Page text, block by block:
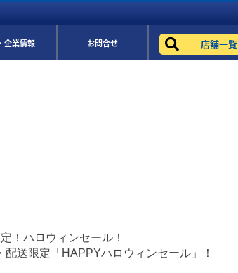
企業情報 お問合せ 店舗一覧
！ハロウィンセール！
配送限定「HAPPYハロウィンセール」！